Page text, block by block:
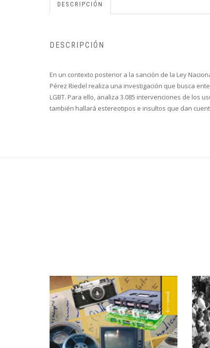
DESCRIPCIÓN
DESCRIPCIÓN
En un contexto posterior a la sanción de la Ley
Pérez Riedel realiza una investigación que busca
LGBT. Para ello, analiza 3.085 intervenciones de los
también hallará estereotipos e insultos que dan